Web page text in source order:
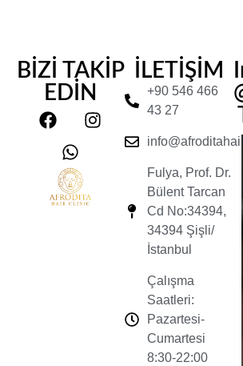
BİZİ TAKİP
EDİN
İLETİŞİM
+90 546 466
43 27
Fulya, Prof. Dr.
Bülent Tarcan
Cd No:34394,
34394 Şişli/
İstanbul
Çalışma
Saatleri:
Pazartesi-
Cumartesi
8:30-22:00